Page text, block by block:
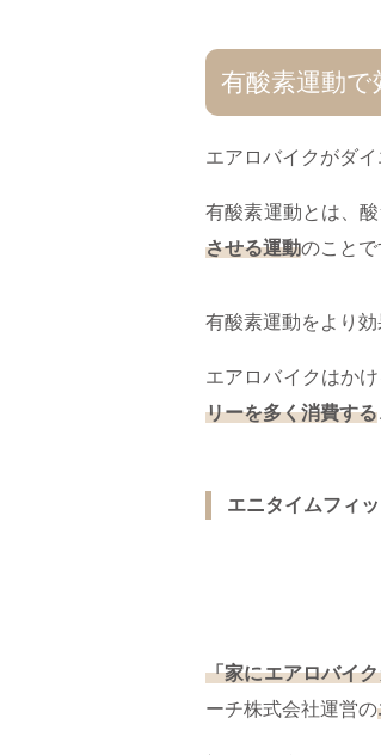
有酸素運動
エアロバイクがダ
有酸素運動とは、
させる運動のことで
有酸素運動をより効
エアロバイクはか
リーを多く消費する
エニタイムフィ
「家にエアロバイ
ーチ株式会社運営の